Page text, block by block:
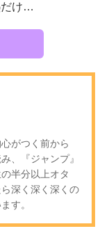
だけ…
がつく前から
、『ジャンプ』
半分以上オタ
深く深く深くの
す。